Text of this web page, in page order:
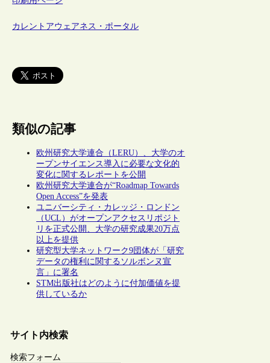
カレントアウェアネス・ポータル
類似の記事
欧州研究大学連合（LERU）、大学のオ
ープンサイエンス導入に必要な文化的
変化に関するレポートを公開
欧州研究大学連合が“Roadmap Towards
Open Access”を発表
ユニバーシティ・カレッジ・ロンドン
（UCL）がオープンアクセスリポジト
リを正式公開、大学の研究成果20万点
以上を提供
研究型大学ネットワーク9団体が「研究
データの権利に関するソルボンヌ宣
言」に署名
STM出版社はどのように付加価値を提
供しているか
サイト内検索
検索フォーム